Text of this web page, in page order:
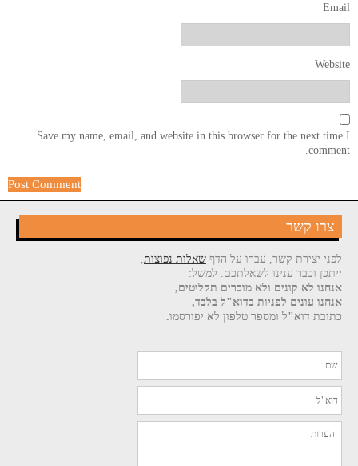
Email
Website
Save my name, email, and website in this browser for the next time I
comment.
צרו קשר
לפני יצירת קשר, עברו על הדף שאלות נפוצות,
ייתכן וכבר ענינו לשאלתכם. למשל:
אנחנו לא קונים ולא מוכרים תקליטים,
אנחנו עונים לפניות בדוא"ל בלבד,
כתובת דוא"ל ומספר טלפון לא יפורסמו.